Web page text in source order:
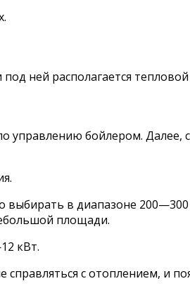
ней располагается тепловой
управлению бойлером. Далее,
в диапазоне
площади.
кВт.
с отоплением, и